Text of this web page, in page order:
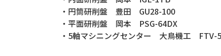
・円筒研削盤 豊田 GU28-100
・平面研削盤 岡本 PSG-64DX
・5軸マシニングセンター 大鳥機工 FTV-